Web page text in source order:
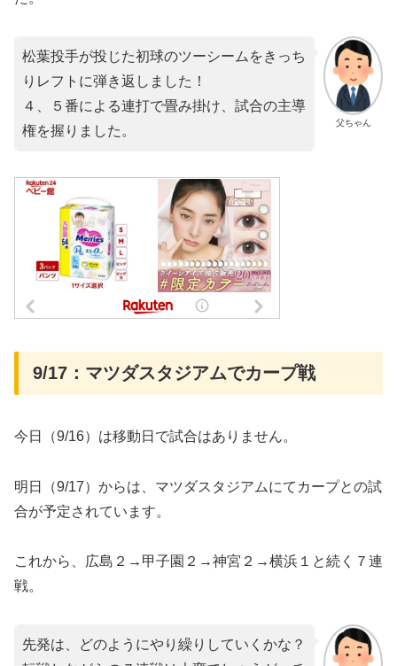
父ちゃん
松葉投手が投じた初球のツーシームをきっち
りレフトに弾き返しました！
４、５番による連打で畳み掛け、試合の主導
権を握りました。
9/17：マツダスタジアムでカープ戦
今日（9/16）は移動日で試合はありません。
明日（9/17）からは、マツダスタジアムにてカープとの試
合が予定されています。
これから、広島２→甲子園２→神宮２→横浜１と続く７連
戦。
先発は、どのようにやり繰りしていくかな？